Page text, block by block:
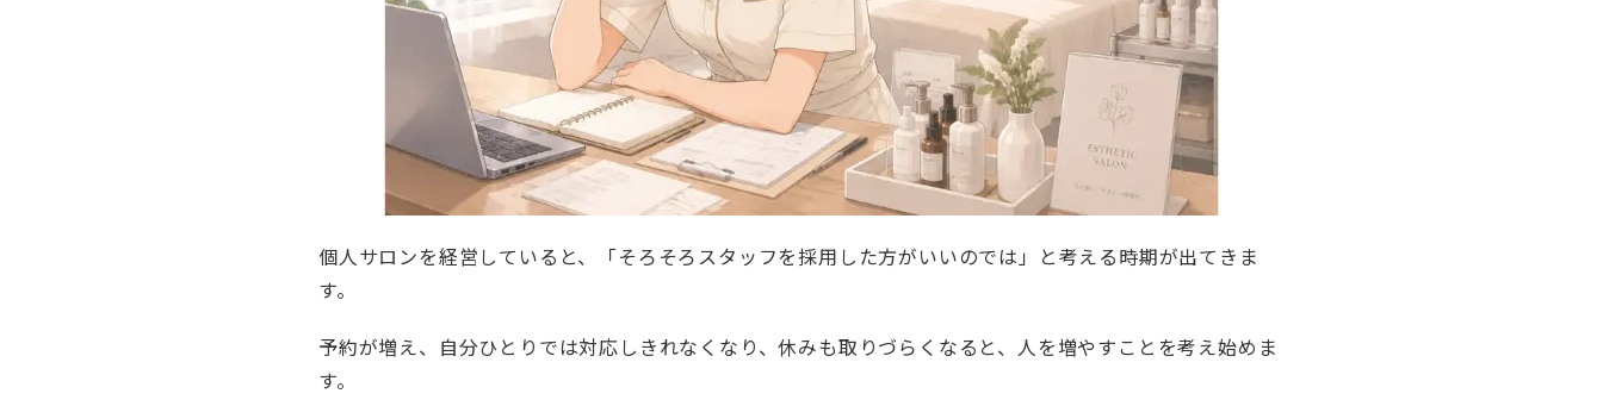
個人サロンを経営していると、「そろそろスタッフを採用した方がいいのでは」と考える時期が出てきま
す。
予約が増え、自分ひとりでは対応しきれなくなり、休みも取りづらくなると、人を増やすことを考え始めま
す。